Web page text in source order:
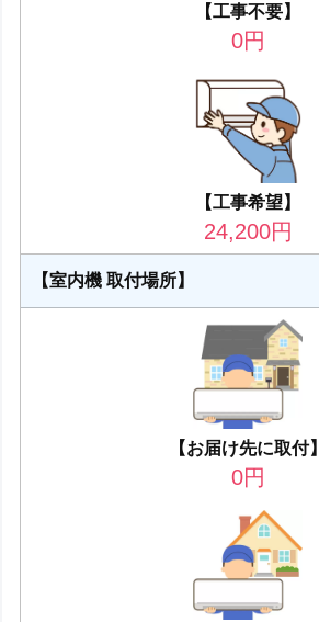
【工事不要】
0円
【工事希望】
24,200円
【室内機 取付場所】
【お届け先に取付】
0円